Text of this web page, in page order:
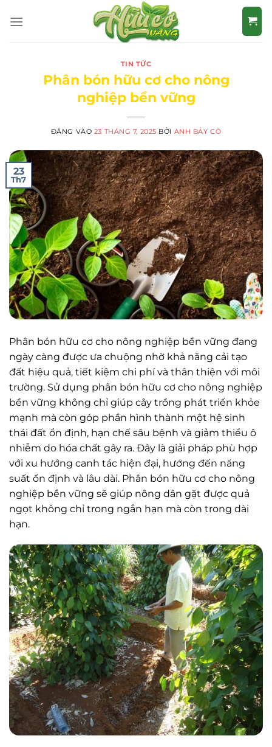
qua
TIN TỨC
Phân bón hữu cơ cho nông
nghiệp bền vững
ĐĂNG VÀO 23 THÁNG 7, 2025 BỞI ANH BẢY CÒ
23
Th7
Phân bón hữu cơ cho nông nghiệp bền vững đang
ngày càng được ưa chuộng nhờ khả năng cải tạo
đất hiệu quả, tiết kiệm chi phí và thân thiện với môi
trường. Sử dụng phân bón hữu cơ cho nông nghiệp
bền vững không chỉ giúp cây trồng phát triển khỏe
mạnh mà còn góp phần hình thành một hệ sinh
thái đất ổn định, hạn chế sâu bệnh và giảm thiểu ô
nhiễm do hóa chất gây ra. Đây là giải pháp phù hợp
với xu hướng canh tác hiện đại, hướng đến năng
suất ổn định và lâu dài. Phân bón hữu cơ cho nông
nghiệp bền vững sẽ giúp nông dân gặt được quả
ngọt không chỉ trong ngắn hạn mà còn trong dài
hạn.